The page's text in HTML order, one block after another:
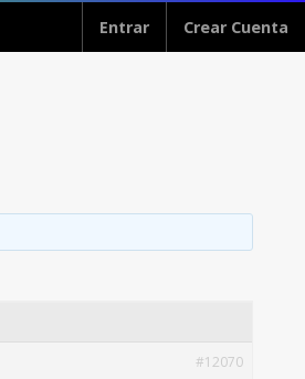
Entrar Crear Cuenta
#12070